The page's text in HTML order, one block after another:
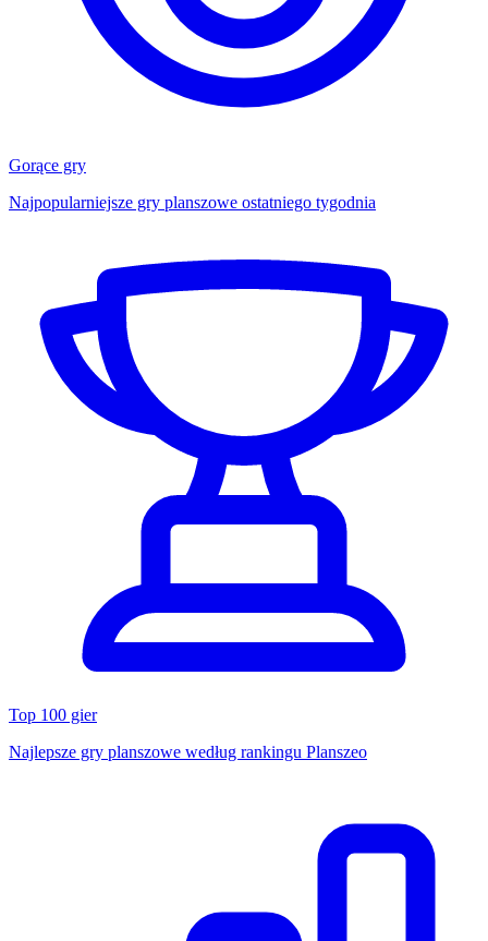
Gorące gry
Najpopularniejsze gry planszowe ostatniego tygodnia
Top 100 gier
Najlepsze gry planszowe według rankingu Planszeo